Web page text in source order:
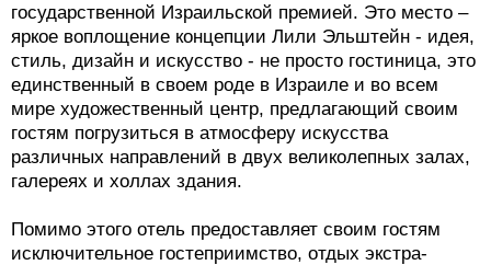
государственной Израильской премией. Это место –
яркое воплощение концепции Лили Эльштейн - идея,
стиль, дизайн и искусство - не просто гостиница, это
единственный в своем роде в Израиле и во всем
мире художественный центр, предлагающий своим
гостям погрузиться в атмосферу искусства
различных направлений в двух великолепных залах,
галереях и холлах здания.
Помимо этого отель предоставляет своим гостям
исключительное гостеприимство, отдых экстра-